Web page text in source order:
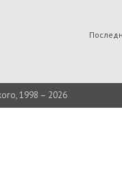
1998 – 2026
краевая